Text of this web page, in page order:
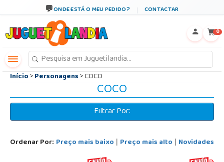
ONDE ESTÁ O MEU PEDIDO? CONTACTAR
0
Início>Personagens> COCO
COCO
Filtrar Por:
Ordenar Por: Preço mais baixo | Preço mais alto | Novidades